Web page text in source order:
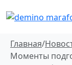
Главная/
Моменты